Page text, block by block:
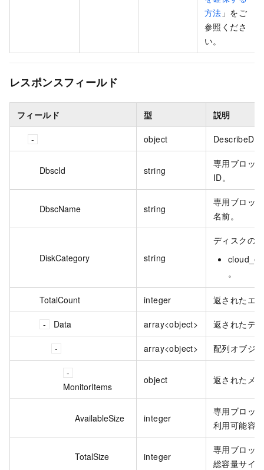
方法 」をご
参照くださ
い。
レスポンスフィールド
フィールド 型 説明
object
DbscId string
専用ブロッ
ID。
DbscName string
専用ブロッ
名前。
DiskCategory string
ディスクの
。
TotalCount integer 返されたエ
Data array<object> 返されたデ
array<object> 配列オブジ
MonitorItems
object 返されたメ
AvailableSize integer
専用ブロッ
利用可能容
TotalSize integer
専用ブロッ
総容量サイ